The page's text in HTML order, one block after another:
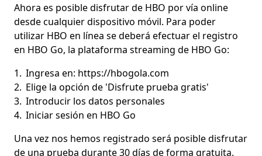
Ahora es posible disfrutar de HBO por vía online
desde cualquier dispositivo móvil. Para poder
utilizar HBO en línea se deberá efectuar el registro
en HBO Go, la plataforma streaming de HBO Go:
Ingresa en: https://hbogola.com
Elige la opción de 'Disfrute prueba gratis'
Introducir los datos personales
Iniciar sesión en HBO Go
Una vez nos hemos registrado será posible disfrutar
de una prueba durante 30 días de forma gratuita.